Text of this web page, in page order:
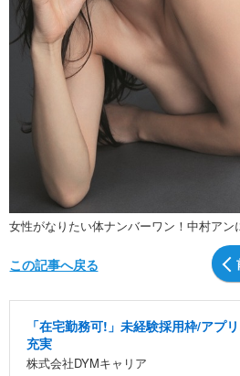
女性がなりたい体ナンバーワン！中村ア
この記事へ戻る
「在宅勤務可!」未経験採用枠/アプ
充実
株式会社DYMキャリア